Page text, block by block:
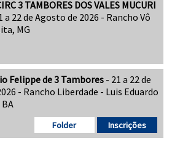
3 TAMBORES DOS VALES MUCURI
a 22 de Agosto de 2026 - Rancho Vô
MG
Felippe de 3 Tambores - 21 a 22 de
- Rancho Liberdade - Luis Eduardo
Inscrições
Folder